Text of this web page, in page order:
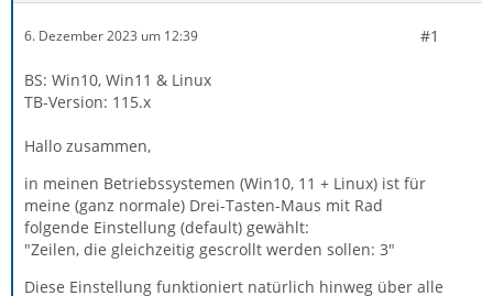
6. Dezember 2023 um 12:39 #1
BS: Win10, Win11 & Linux
TB-Version: 115.x
Hallo zusammen,
in meinen Betriebssystemen (Win10, 11 + Linux) ist für
meine (ganz normale) Drei-Tasten-Maus mit Rad
folgende Einstellung (default) gewählt:
"Zeilen, die gleichzeitig gescrollt werden sollen: 3"
Diese Einstellung funktioniert natürlich hinweg über alle